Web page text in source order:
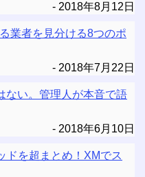
2018年8月12日
業者を見分ける8つのポ
2018年7月22日
ない。管理人が本音で語
2018年6月10日
ドを超まとめ！XMでス